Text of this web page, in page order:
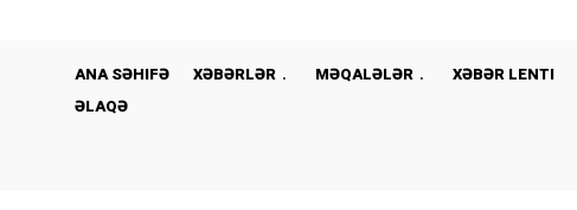
ANA SƏHIFƏ XƏBƏRLƏR MƏQALƏLƏR XƏBƏR LENTI
ƏLAQƏ